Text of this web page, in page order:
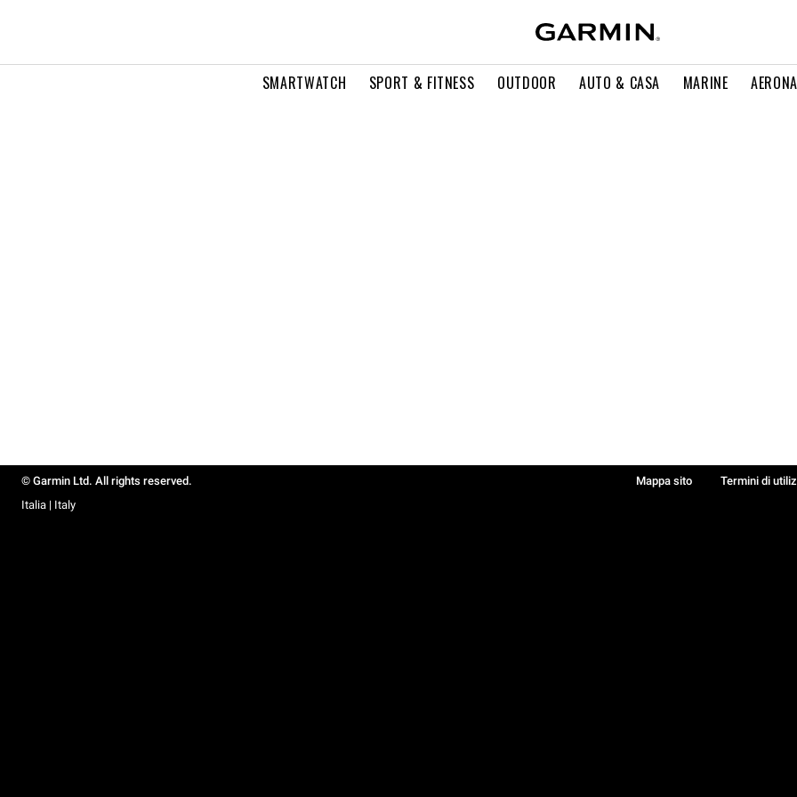
SMARTWATCH SPORT & FITNESS OUTDOOR AUTO & CASA MARINE
© Garmin Ltd. All rights reserved. Mappa sito Termini di
Italia | Italy